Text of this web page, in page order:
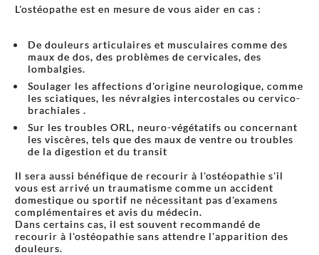
L'ostéopathe est en mesure de vous aider en cas :
De douleurs articulaires et musculaires comme des
maux de dos, des problèmes de cervicales, des
lombalgies.
Soulager les affections d'origine neurologique, comme
les sciatiques, les névralgies intercostales ou cervico-
brachiales .
Sur les troubles ORL, neuro-végétatifs ou concernant
les viscères, tels que des maux de ventre ou troubles
de la digestion et du transit
Il sera aussi bénéfique de recourir à l'ostéopathie s'il
vous est arrivé un traumatisme comme un accident
domestique ou sportif ne nécessitant pas d'examens
complémentaires et avis du médecin.
Dans certains cas, il est souvent recommandé de
recourir à l'ostéopathie sans attendre l'apparition des
douleurs.